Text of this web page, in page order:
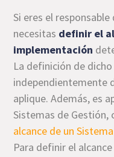
Si eres el
necesitas definir el
implementación
La definición de
independientemente
aplique. Además, es
Sistemas de Gestión,
alcance de un
Para definir el